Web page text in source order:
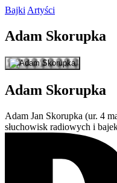
Bajki Artyści
Adam Skorupka
Adam Skorupka
Adam Jan Skorupka (ur. 4
słuchowisk radiowych i